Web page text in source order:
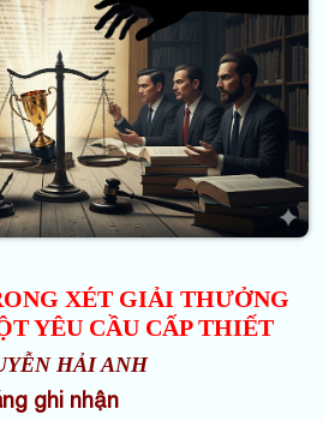
XÉT GIẢI THƯỞNG
YÊU CẦU CẤP THIẾT
HẢI ANH
ghi nhận